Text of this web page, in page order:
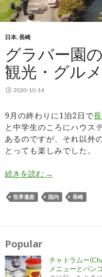
日本,長崎
グラバー園
観光・グル
2020-10-14
9月の終わりに1泊2日で
と中学生のころにハウス
あるのですが、それ以外
とっても楽しみでした。
続きを読む グラバー園の魅
→
世界遺産 国内 長崎
Popular
チャトラムー
メニューとバン